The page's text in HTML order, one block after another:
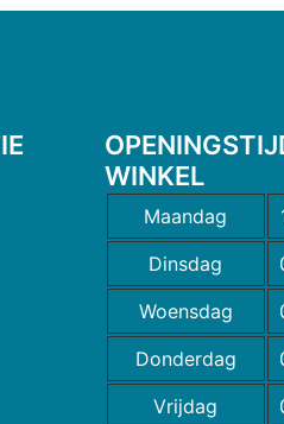
WINKEL
Maandag
Dinsdag
Woensdag
Donderdag
Vrijdag